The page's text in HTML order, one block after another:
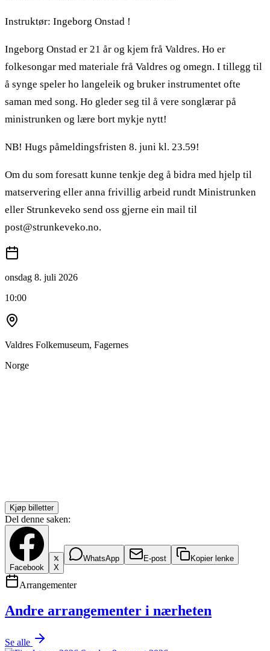
Instruktør: Ingeborg Onstad !
Ingeborg Onstad er 21 år og kjem frå Valdres. Ho er
folkesongar med materiale frå Valdres og omegn. I tillegg til
å synge speler ho langeleik og bruker instrumentet ofte
saman med song. Ho gleder seg til å vere songlærar på
ministrunken og lære bort mykje nytt!
NB! Hugs påmeldingsfristen 8. juni kl. 23.59!
Om du som foresatt kunne tenkje deg å bidra med hjelp til
matservering eller anna frivillig arbeid rundt Ministrunken
eller Strunkeveko send oss gjerne ein mail til
post@strunkeveko.no.
onsdag 8. juli 2026
10:00
Valdres Folkemuseum, Fagernes
Norge
Kjøp billetter
Del denne saken:
Facebook X
WhatsApp E-post Kopier lenke
Arrangementer
Andre arrangementer i nærheten
Se alle